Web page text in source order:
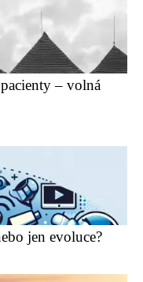
– volná
jen evoluce?